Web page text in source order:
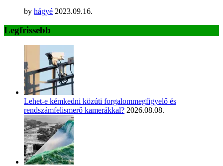
by hágyé 2023.09.16.
Legfrissebb
Lehet-e kémkedni közúti forgalommegfigyelő és
rendszámfelismerő kamerákkal? 2026.08.08.